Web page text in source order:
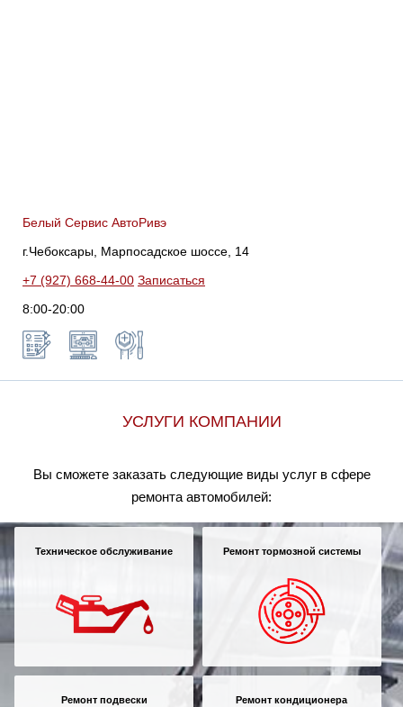
Белый Сервис АвтоРивэ
г.Чебоксары, Марпосадское шоссе, 14
+7 (927) 668-44-00 Записаться
8:00-20:00
УСЛУГИ КОМПАНИИ
Вы сможете заказать следующие виды услуг в сфере
ремонта автомобилей:
Техническое обслуживание Ремонт тормозной системы
Ремонт подвески Ремонт кондиционера